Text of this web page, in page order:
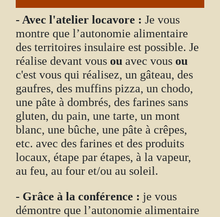
- Avec l'atelier locavore : Je vous
montre que l’autonomie alimentaire
des territoires insulaire est possible. Je
réalise devant vous ou avec vous ou
c'est vous qui réalisez, un gâteau, des
gaufres, des muffins pizza, un chodo,
une pâte à dombrés, des farines sans
gluten, du pain, une tarte, un mont
blanc, une bûche, une pâte à crêpes,
etc. avec des farines et des produits
locaux, étape par étapes, à la vapeur,
au feu, au four et/ou au soleil.
- Grâce à la conférence : je vous
démontre que l’autonomie alimentaire